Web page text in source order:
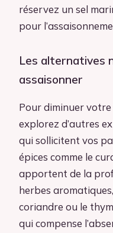
réservez un sel
pour
Les alternatives
assaisonner
Pour diminuer
explorez d’autres
qui sollicitent vos
épices comme le
apportent de la
herbes
coriandre ou le
qui compense